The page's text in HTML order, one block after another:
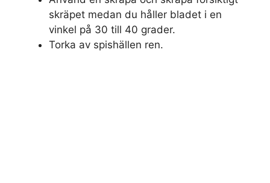
skräpet medan du håller bladet i en
vinkel på 30 till 40 grader.
Torka av spishällen ren.